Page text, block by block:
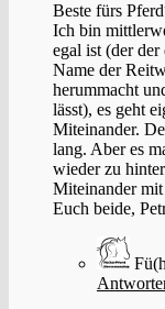
Beste fürs
Ich bin
egal ist (der der
Name der
herummacht
lässt), es geht
Miteinander.
lang. Aber es
wieder zu
Miteinander
Euch beide,